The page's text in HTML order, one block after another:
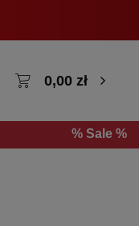
0,00 zł
% Sale %